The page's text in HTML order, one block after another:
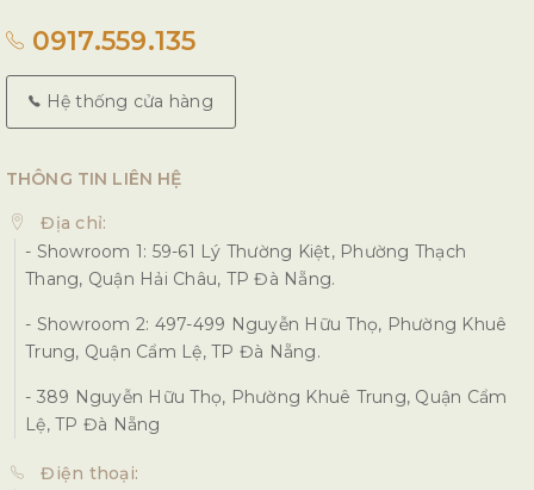
0917.559.135
Hệ thống cửa hàng
THÔNG TIN LIÊN HỆ
Địa chỉ:
- Showroom 1: 59-61 Lý Thường Kiệt, Phường Thạch
Thang, Quận Hải Châu, TP Đà Nẵng.
- Showroom 2: 497-499 Nguyễn Hữu Thọ, Phường Khuê
Trung, Quận Cẩm Lệ, TP Đà Nẵng.
- 389 Nguyễn Hữu Thọ, Phường Khuê Trung, Quận Cẩm
Lệ, TP Đà Nẵng
Điện thoại: